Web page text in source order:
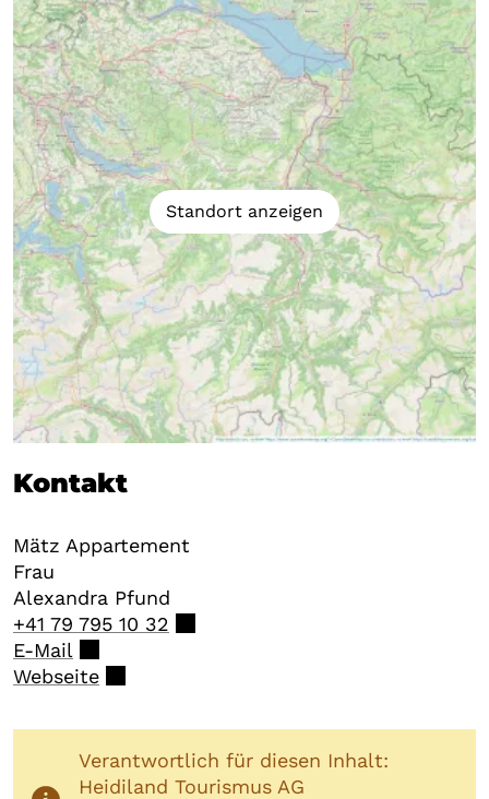
Standort anzeigen
Kontakt
Mätz Appartement
Frau
Alexandra Pfund
+41 79 795 10 32
E-Mail
Webseite
Verantwortlich für diesen Inhalt:
Heidiland Tourismus AG